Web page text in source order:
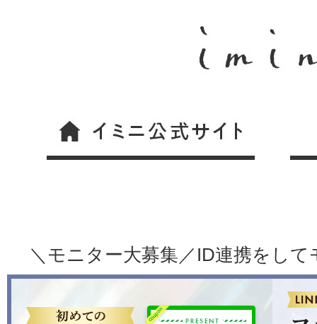
＼モニター大募集／ID連携をし